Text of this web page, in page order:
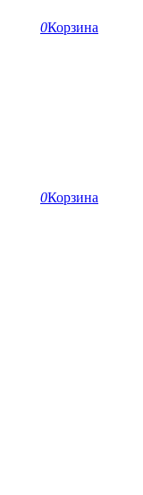
0Корзина
0Корзина